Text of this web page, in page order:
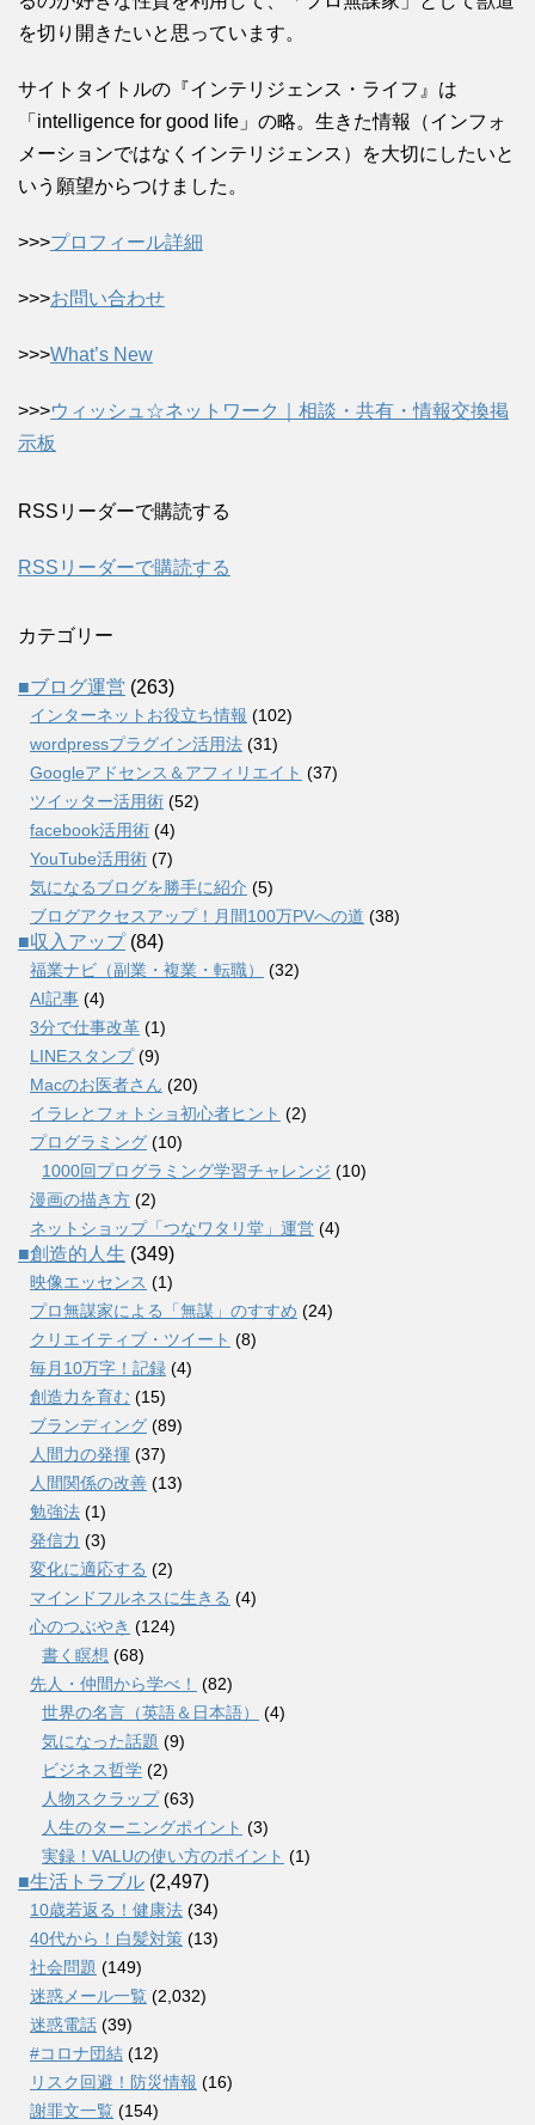
を切り開きたいと思っています。
サイトタイトルの『インテリジェンス・ライフ』は
「intelligence for good life」の略。生きた情報（インフォ
メーションではなくインテリジェンス）を大切にしたいと
いう願望からつけました。
>>>プロフィール詳細
>>>お問い合わせ
>>>What’s New
>>>ウィッシュ☆ネットワーク｜相談・共有・情報交換掲
示板
RSSリーダーで購読する
RSSリーダーで購読する
カテゴリー
■ブログ運営 (263)
インターネットお役立ち情報 (102)
wordpressプラグイン活用法 (31)
Googleアドセンス＆アフィリエイト (37)
ツイッター活用術 (52)
facebook活用術 (4)
YouTube活用術 (7)
気になるブログを勝手に紹介 (5)
ブログアクセスアップ！月間100万PVへの道 (38)
■収入アップ(84)
福業ナビ（副業・複業・転職）
(32)
AI記事 (4)
3分で仕事改革 (1)
LINEスタンプ(9)
Macのお医者さん (20)
イラレとフォトショ初心者ヒント (2)
プログラミング (10)
1000回プログラミング学習チャレンジ (10)
漫画の描き方 (2)
ネットショップ「つなワタリ堂」運営 (4)
■創造的人生 (349)
映像エッセンス (1)
プロ無謀家による「無謀」のすすめ (24)
クリエイティブ・ツイート (8)
毎月10万字！記録 (4)
創造力を育む (15)
ブランディング (89)
人間力の発揮 (37)
人間関係の改善 (13)
勉強法 (1)
発信力 (3)
変化に適応する (2)
マインドフルネスに生きる (4)
心のつぶやき (124)
書く瞑想 (68)
先人・仲間から学べ！
(82)
世界の名言（英語＆日本語）
(4)
気になった話題 (9)
ビジネス哲学 (2)
人物スクラップ(63)
人生のターニングポイント (3)
実録！VALUの使い方のポイント (1)
■生活トラブル (2,497)
10歳若返る！健康法 (34)
40代から！白髪対策 (13)
社会問題 (149)
迷惑メール一覧 (2,032)
迷惑電話 (39)
#コロナ団結 (12)
リスク回避！防災情報 (16)
謝罪文一覧 (154)